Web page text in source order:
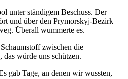
unter ständigem Beschuss. Der
und über den Prymorskyj-Bezirk
Überall wummerte es.
zwischen die
das würde uns schützen.
gab Tage, an denen wir wussten,